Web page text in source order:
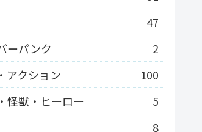
47
ーパンク
2
アクション
100
怪獣・ヒーロー
5
8